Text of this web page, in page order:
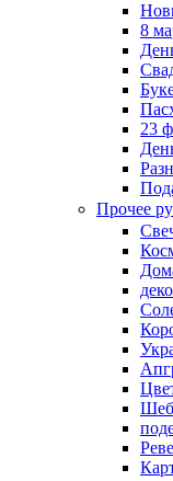
8
23
Прочее